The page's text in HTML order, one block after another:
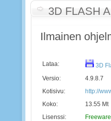
3D FLASH
Ilmainen
Lataa:
3D
Versio:
4.9.8.7
Kotisivu:
http://
Koko:
13.55 Mt
Lisenssi:
Freeware